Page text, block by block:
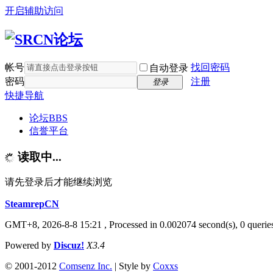
开启辅助访问
帐号 自动登录 找回密码
密码
登录
注册
快捷导航
论坛BBS
信誉平台
读取中...
请先登录后才能继续浏览
SteamrepCN
GMT+8, 2026-8-8 15:21 , Processed in 0.002074 second(s), 0
Powered by Discuz! X3.4
© 2001-2012 Comsenz Inc. | Style by Coxxs